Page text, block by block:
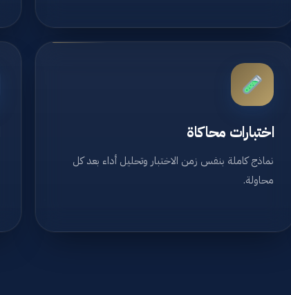
اختبارات محاكاة
نماذج كاملة بنفس زمن الاختبار وتحليل أداء بعد كل
محاولة.